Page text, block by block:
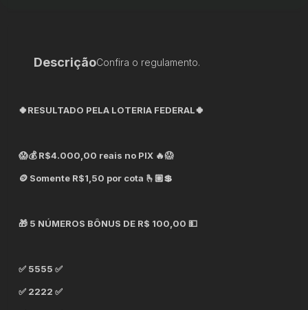
DescriçãoConfira o regulamento.
🍀RESULTADO PELA LOTERIA FEDERAL🍀
😱💰 R$4.000,00 reais no PIX 🔥😱
🪙 Somente R$1,50 por cota 🫰🏼💲
🎁 5 NÚMEROS BÔNUS DE R$ 100,00 💵
✅ 5555 ✅
✅ 2222 ✅